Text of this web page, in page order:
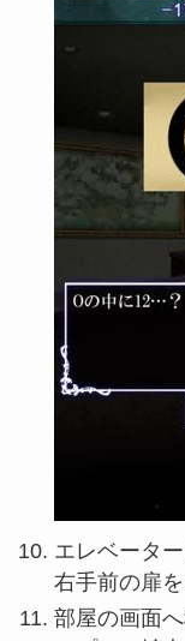
エレベータ
右手前の扉
部屋の画面